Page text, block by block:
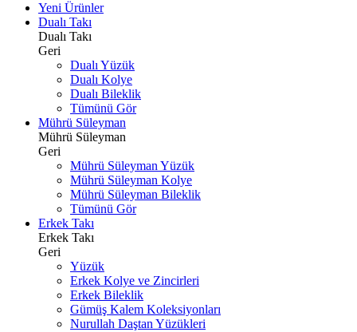
Yeni Ürünler
Dualı Takı
Dualı Takı
Geri
Dualı Yüzük
Dualı Kolye
Dualı Bileklik
Tümünü Gör
Mührü Süleyman
Mührü Süleyman
Geri
Mührü Süleyman Yüzük
Mührü Süleyman Kolye
Mührü Süleyman Bileklik
Tümünü Gör
Erkek Takı
Erkek Takı
Geri
Yüzük
Erkek Kolye ve Zincirleri
Erkek Bileklik
Gümüş Kalem Koleksiyonları
Nurullah Daştan Yüzükleri